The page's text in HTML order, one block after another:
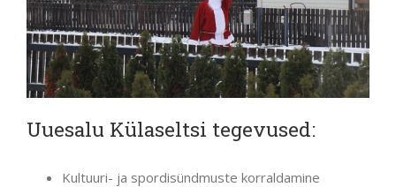
Uuesalu Külaseltsi tegevused:
Kultuuri- ja spordisündmuste korraldamine